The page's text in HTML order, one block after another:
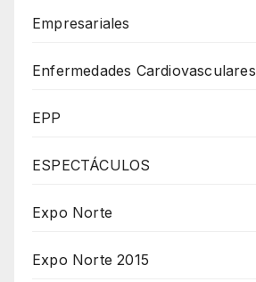
Empresariales
Enfermedades Cardiovasculares
EPP
ESPECTÁCULOS
Expo Norte
Expo Norte 2015